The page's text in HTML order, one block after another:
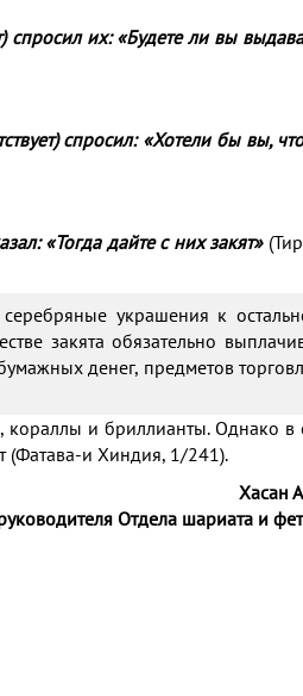
спросил их: «Будете ли вы
спросил: «Хотели бы вы,
«Тогда дайте с них закят»
украшения к
закята обязательно
денег, предметов
и бриллианты. Однако в
(Фатава-и Хиндия, 1/241).
Хасан
руководителя Отдела шариата и